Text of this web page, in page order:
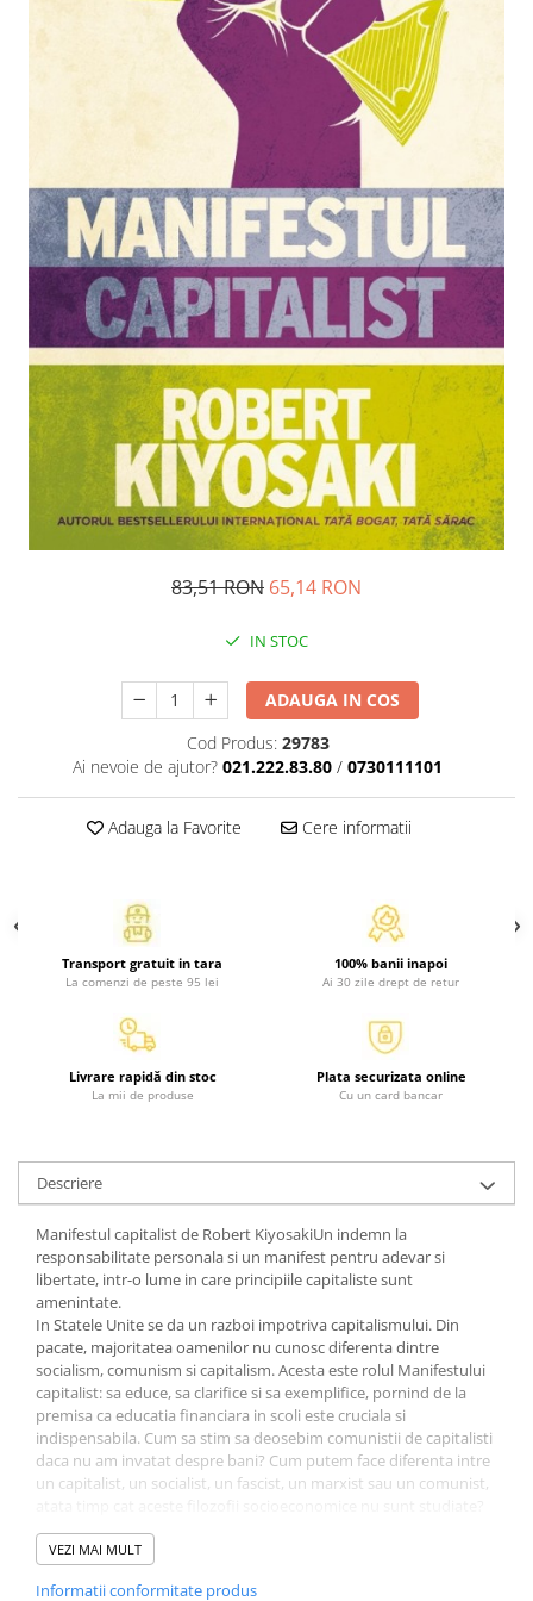
Resurse umane
Atlase, dictionare si enciclopedii
Carte scolara
Dictionare de limba romana
Ghiduri de conversatie
Invatamant gimnazial
Invatamant primar
Invatarea limbilor straine
Liceu
Povesti si povestiri
Carti in limba engleza
Carti pentru copii
Activitati si jocuri pentru copii
Atlase, dictionare si enciclopedii
Povesti pentru copii
Povesti si povestiri
Dictionare si enciclopedii
Dictionare de limba romana
Dictionare tematice
Enciclopedii
Diete si fitness
Diete si alimentatie sanatoasa
Fitness si frumusete
Feng Shui
Sa nu razi :((
Drept
Legislatie
Fictiune
Actiune si Aventura
Actiune,aventura
Clasici
Crime, Thriller, Mistery
Istorica
Literatura de divertisment
83,51 RON 65,14 RON
IN STOC
ADAUGA IN COS
Cod Produs: 29783
Ai nevoie de ajutor? 021.222.83.80 / 0730111101
Adauga la Favorite Cere informatii
Transport gratuit in tara
La comenzi de peste 95 lei
100% banii inapoi
Ai 30 zile drept de retur
Livrare rapidă din stoc
La mii de produse
Plata securizata online
Cu un card bancar
Descriere
Manifestul capitalist de Robert KiyosakiUn indemn la
responsabilitate personala si un manifest pentru adevar si
libertate, intr-o lume in care principiile capitaliste sunt
amenintate.
In Statele Unite se da un razboi impotriva capitalismului. Din
pacate, majoritatea oamenilor nu cunosc diferenta dintre
socialism, comunism si capitalism. Acesta este rolul Manifestului
capitalist: sa educe, sa clarifice si sa exemplifice, pornind de la
premisa ca educatia financiara in scoli este cruciala si
indispensabila. Cum sa stim sa deosebim comunistii de capitalisti
daca nu am invatat despre bani? Cum putem face diferenta intre
un capitalist, un socialist, un fascist, un marxist sau un comunist,
Pornind de la citatele unor personalitati faimoase, Robert
Kiyosaki ne vine in ajutor si ne pune la dispozitie fapte, exemple si
toate aceste notiuni si vom putea afla raspuns la intrebarea "Tu
VEZI MAI MULT
Informatii conformitate produs